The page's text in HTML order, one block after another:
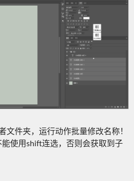
文件夹，运行动作批量修改名称！
使用shift连选，否则会获取到子